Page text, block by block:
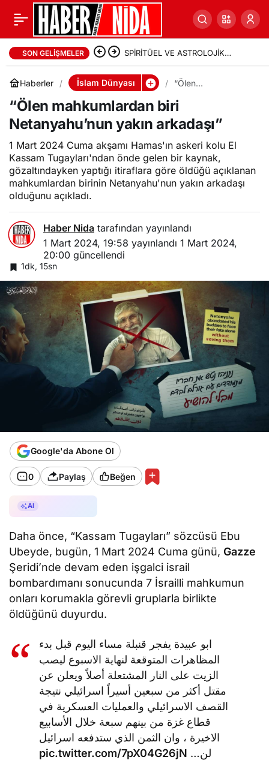
SON GELIŞMELER SPİRİTÜEL VE ASTROLOJİK
PROPAGANDA AKIMLARININ
İSLAM HİKEMİYATI AÇISINDAN
TENKİDİ – 1. Bölüm
Haberler İslam Dünyası
“Ölen
Netanyahu’nun
yakın arkadaşı”
“Ölen mahkumlardan biri
Netanyahu’nun yakın arkadaşı”
1 Mart 2024 Cuma akşamı Hamas'ın askeri kolu El
Kassam Tugayları'ndan önde gelen bir kaynak,
gözaltındayken yaptığı itiraflara göre öldüğü açıklanan
mahkumlardan birinin Netanyahu'nun yakın arkadaşı
olduğunu açıkladı.
Haber Nida tarafından yayınlandı
1 Mart 2024, 19:58 yayınlandı 1 Mart 2024,
20:00 güncellendi
1dk, 15sn
Google'da Abone Ol
0 Paylaş Beğen
AI
Daha önce, “Kassam Tugayları” sözcüsü Ebu
Ubeyde, bugün, 1 Mart 2024 Cuma günü, Gazze
Şeridi’nde devam eden işgalci israil
bombardımanı sonucunda 7 İsrailli mahkumun
onları korumakla görevli gruplarla birlikte
öldüğünü duyurdu.
ابو عبيدة يفجر قنبلة مساء اليوم قبل بدء
المظاهرات المتوقعة لنهاية الاسبوع ليصب
الزيت على النار المشتعلة أصلاً ويعلن عن
مقتل أكثر من سبعين أسيراً اسرائيلي نتيجة
القصف الاسرائيلي والعمليات العسكرية في
قطاع غزة من بينهم سبعة خلال الأسابيع
الاخيرة ، وان الثمن الذي ستدفعه اسرائيل
لن… pic.twitter.com/7pX04G26jN